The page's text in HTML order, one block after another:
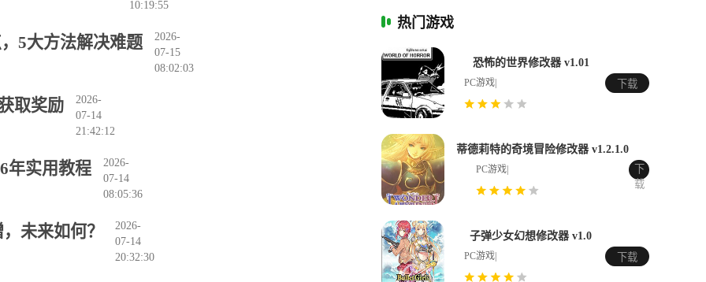
10:19:55
5大方法解决难题
2026-
07-15
08:02:03
取奖励
2026-
07-14
21:42:12
年实用教程
2026-
07-14
08:05:36
未来如何？
2026-
07-14
20:32:30
热门游戏
恐怖的世界修改器 v1.01
PC游戏| 下载
蒂德莉特的奇境冒险修改器 v1.2.1.0
PC游戏|
下
载
子弹少女幻想修改器 v1.0
PC游戏| 下载